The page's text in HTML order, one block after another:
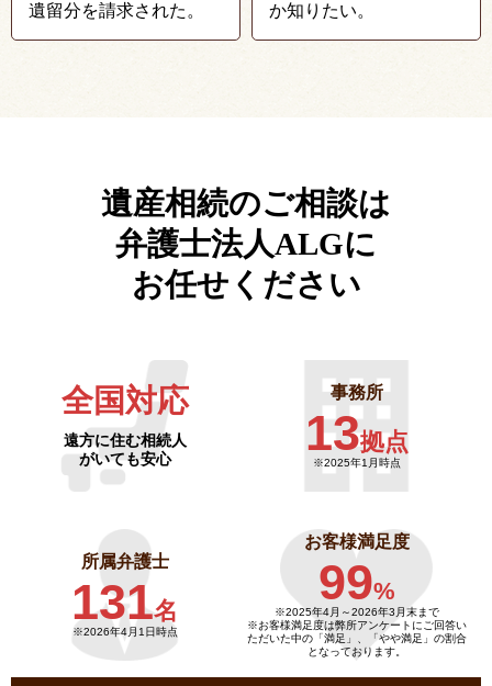
遺留分を請求された。
か知りたい。
遺産相続のご相談は
弁護士法人ALGに
お任せください
全国対応
遠方に住む相続人
がいても安心
事務所
13拠点
※2025年1月時点
所属弁護士
131名
※2026年4月1日時点
お客様満足度
99%
※2025年4月～2026年3月末まで
※お客様満足度は弊所アンケートにご回答い
ただいた中の「満足」、「やや満足」の割合
となっております。